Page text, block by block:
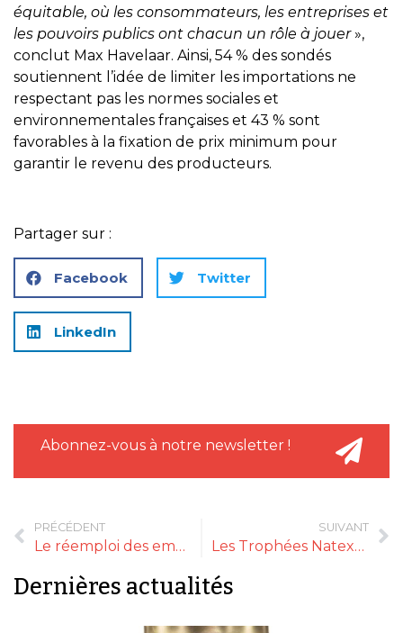
équitable, où les consommateurs, les entreprises et
les pouvoirs publics ont chacun un rôle à jouer»,
conclut Max Havelaar. Ainsi, 54 % des sondés
soutiennent l’idée de limiter les importations ne
respectant pas les normes sociales et
environnementales françaises et 43 % sont
favorables à la fixation de prix minimum pour
garantir le revenu des producteurs.
Partager sur :
Facebook Twitter
LinkedIn
Abonnez-vous à notre newsletter !
PRÉCÉDENT
Le réemploi des emballages bientôt à portée de 16 millions de Français
SUIVANT
Les Trophées Natexpo 2025 consacrent le végétal et la fermentation
Dernières actualités